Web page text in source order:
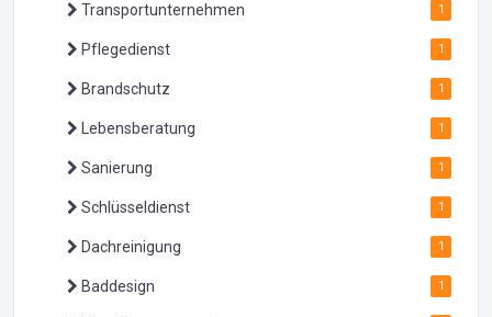
Transportunternehmen 1
Pflegedienst 1
Brandschutz 1
Lebensberatung 1
Sanierung 1
Schlüsseldienst 1
Dachreinigung 1
Baddesign 1